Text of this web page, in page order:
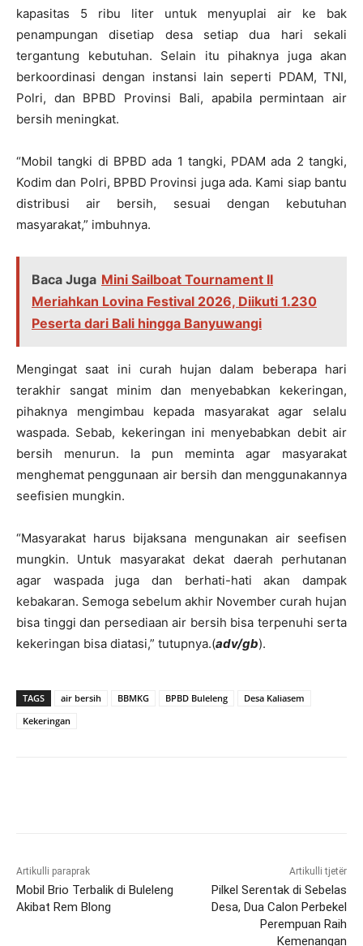
kapasitas 5 ribu liter untuk menyuplai air ke bak
penampungan disetiap desa setiap dua hari sekali
tergantung kebutuhan. Selain itu pihaknya juga akan
berkoordinasi dengan instansi lain seperti PDAM, TNI,
Polri, dan BPBD Provinsi Bali, apabila permintaan air
bersih meningkat.
“Mobil tangki di BPBD ada 1 tangki, PDAM ada 2 tangki,
Kodim dan Polri, BPBD Provinsi juga ada. Kami siap bantu
distribusi air bersih, sesuai dengan kebutuhan
masyarakat,” imbuhnya.
Baca Juga Mini Sailboat Tournament II
Meriahkan Lovina Festival 2026, Diikuti 1.230
Peserta dari Bali hingga Banyuwangi
Mengingat saat ini curah hujan dalam beberapa hari
terakhir sangat minim dan menyebabkan kekeringan,
pihaknya mengimbau kepada masyarakat agar selalu
waspada. Sebab, kekeringan ini menyebabkan debit air
bersih menurun. Ia pun meminta agar masyarakat
menghemat penggunaan air bersih dan menggunakannya
seefisien mungkin.
“Masyarakat harus bijaksana mengunakan air seefisen
mungkin. Untuk masyarakat dekat daerah perhutanan
agar waspada juga dan berhati-hati akan dampak
kebakaran. Semoga sebelum akhir November curah hujan
bisa tinggi dan persediaan air bersih bisa terpenuhi serta
kekeringan bisa diatasi,” tutupnya.(adv/gb).
TAGS air bersih BBMKG BPBD Buleleng
Desa Kaliasem
Kekeringan
Artikulli paraprak
Mobil Brio Terbalik di Buleleng
Akibat Rem Blong
Artikulli tjetër
Pilkel Serentak di Sebelas
Desa, Dua Calon Perbekel
Perempuan Raih
Kemenangan